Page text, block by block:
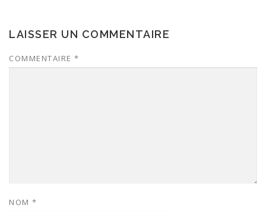
LAISSER UN COMMENTAIRE
COMMENTAIRE *
NOM *